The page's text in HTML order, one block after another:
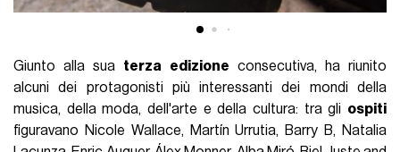
Giunto alla sua terza edizione consecutiva, ha riunito
alcuni dei protagonisti più interessanti dei mondi della
musica, della moda, dell'arte e della cultura: tra gli ospiti
figuravano Nicole Wallace, Martín Urrutia, Barry B, Natalia